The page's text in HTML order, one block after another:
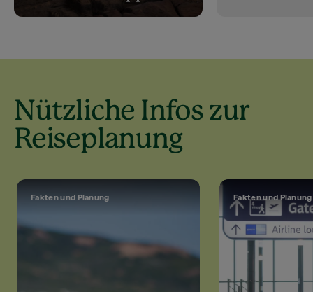
Nützliche Infos zur
Reiseplanung
Fakten und Planung Fakten und Planung